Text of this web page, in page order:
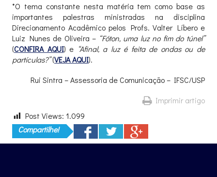
*O tema constante nesta matéria tem como base as
importantes palestras ministradas na disciplina
Direcionamento Acadêmico pelos Profs. Valter Líbero e
Luiz Nunes de Oliveira – “Fóton, uma luz no fim do túnel”
(CONFIRA AQUI) e “Afinal, a luz é feita de ondas ou de
partículas?”(VEJA AQUI).
Rui Sintra – Assessoria de Comunicação – IFSC/USP
Imprimir artigo
Post Views: 1.099
Compartilhe!